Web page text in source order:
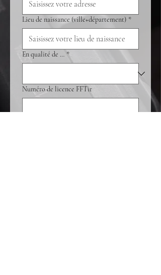
Lieu de naissance (ville+département) *
En qualité de … *
Numéro de licence FFTir